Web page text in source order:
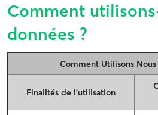
Comment
données ?
Comment Utilisons Nous
Finalités de l’utilisation